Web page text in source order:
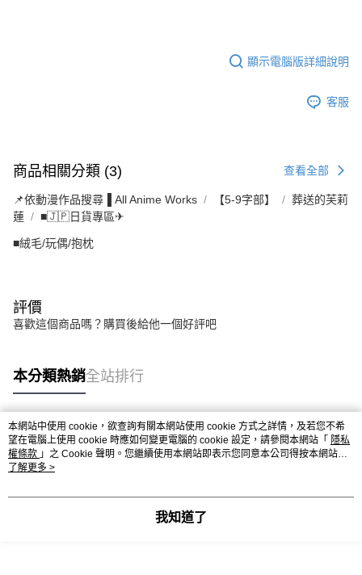
顯示電腦版詳細說明
客服
商品相關分類 (3) 查看全部
📌依動漫作品搜尋▐ All Anime Works 【5-9字部】
葬送的芙莉
蓮
■🇯🇵日貨專區✈
■絨毛/玩偶/抱枕
評價
喜歡這個商品嗎？購買後給他一個好評吧
本分類熱銷全站排行
熱門標籤
本網站中使用 cookie，欲查詢有關本網站使用 cookie 方式之詳情，及若您不希
望在電腦上使用 cookie 時應如何變更電腦的 cookie 設定，請參閱本網站「 隱私
權條款 」之 Cookie 聲明。您繼續使用本網站即表示您同意本公司得按本網站使
用條款之 Cookie 聲明使用 cookie。
了解更多 >
我知道了